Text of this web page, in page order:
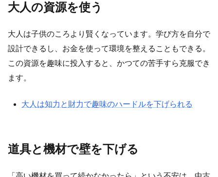
大人の資源を使う
大人は子供のころより賢くなっています。学び方を自分で
設計できるし、お金を使って環境を整えることもできる。
この資源を趣味に投入すると、かつての苦手すら克服でき
ます。
大人は知力と財力で趣味のハードルを下げられる
道具と機材で壁を下げる